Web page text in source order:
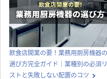
実際にあった失敗事例に学ぶ、後悔
しない飲食店の店舗デザイン